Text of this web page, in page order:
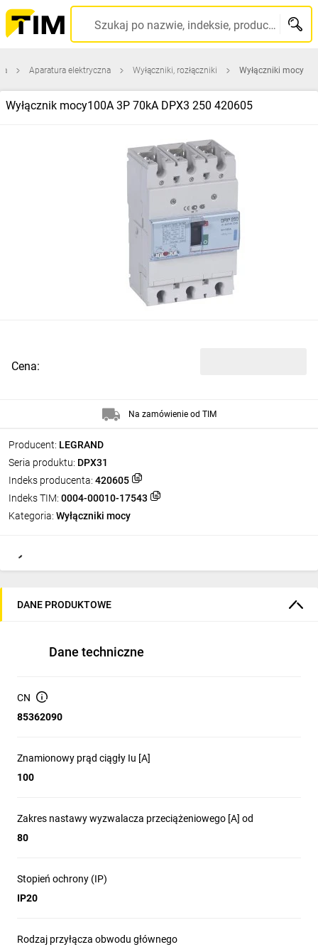
Szukaj po nazwie, indeksie, producencie, kodzie kreskowym...
Aparatura elektryczna Wyłączniki, rozłączniki Wyłączniki mocy
Wyłącznik mocy100A 3P 70kA DPX3 250 420605
Producent: LEGRAND
Seria produktu: DPX31
Indeks producenta: 420605
Indeks TIM: 0004-00010-17543
Kategoria: Wyłączniki mocy
Cena:
Na zamówienie od TIM
DANE PRODUKTOWE
Dane techniczne
CN
85362090
Znamionowy prąd ciągły Iu [A]
100
Zakres nastawy wyzwalacza przeciążeniowego [A] od
80
Stopień ochrony (IP)
IP20
Rodzaj przyłącza obwodu głównego